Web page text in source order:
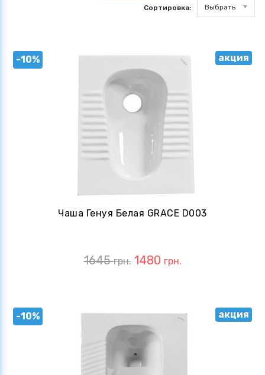
Сортировка: Выбрать
-10% акция
Чаша Генуя Белая GRACE D003
1645грн. 1480 грн.
-10% акция